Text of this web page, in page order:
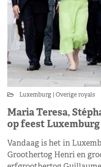
Luxemburg Overige royals
Maria Teresa,
op feest Luxemburg
Vandaag is het in
Groothertog Henri en